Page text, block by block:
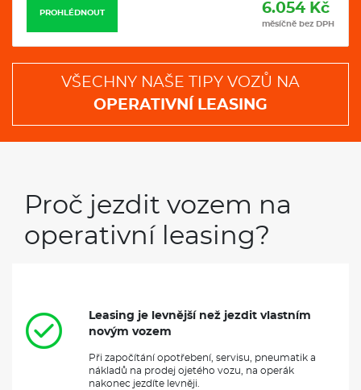
PROHLÉDNOUT 6.054 Kč
měsíčně bez DPH
VŠECHNY NAŠE TIPY VOZŮ NA
OPERATIVNÍ LEASING
Proč jezdit vozem na
operativní leasing?
Leasing je levnější než jezdit vlastním
novým vozem
Při započítání opotřebení, servisu, pneumatik a
nákladů na prodej ojetého vozu, na operák
nakonec jezdíte levněji.